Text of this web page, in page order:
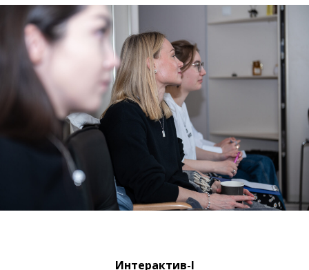
Интерактив-I